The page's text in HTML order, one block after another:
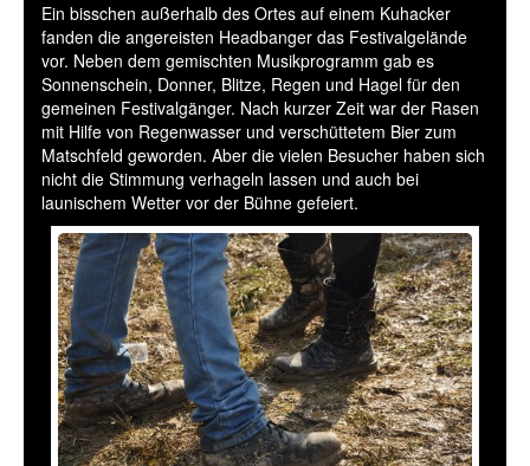
Ein bisschen außerhalb des Ortes auf einem Kuhacker
fanden die angereisten Headbanger das Festivalgelände
vor. Neben dem gemischten Musikprogramm gab es
Sonnenschein, Donner, Blitze, Regen und Hagel für den
gemeinen Festivalgänger. Nach kurzer Zeit war der Rasen
mit Hilfe von Regenwasser und verschüttetem Bier zum
Matschfeld geworden. Aber die vielen Besucher haben sich
nicht die Stimmung verhageln lassen und auch bei
launischem Wetter vor der Bühne gefeiert.